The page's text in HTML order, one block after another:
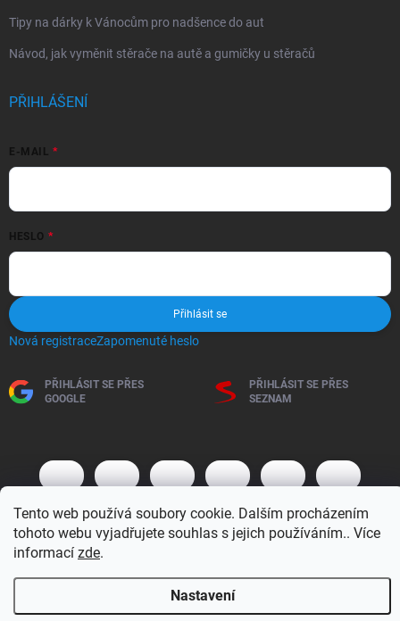
Tento web používá soubory cookie. Dalším procházením
tohoto webu vyjadřujete souhlas s jejich používáním.. Více
informací zde.
Nastavení
Tipy na dárky k Vánocům pro nadšence do aut
Návod, jak vyměnit stěrače na autě a gumičky u stěračů
PŘIHLÁŠENÍ
E-MAIL
HESLO
Přihlásit se
Nová registraceZapomenuté heslo
PŘIHLÁSIT SE PŘES
GOOGLE
PŘIHLÁSIT SE PŘES
SEZNAM
Copyright 2026BM MOTO s.r.o.. Všechna práva vyhrazena.Upravit
nastavení cookies